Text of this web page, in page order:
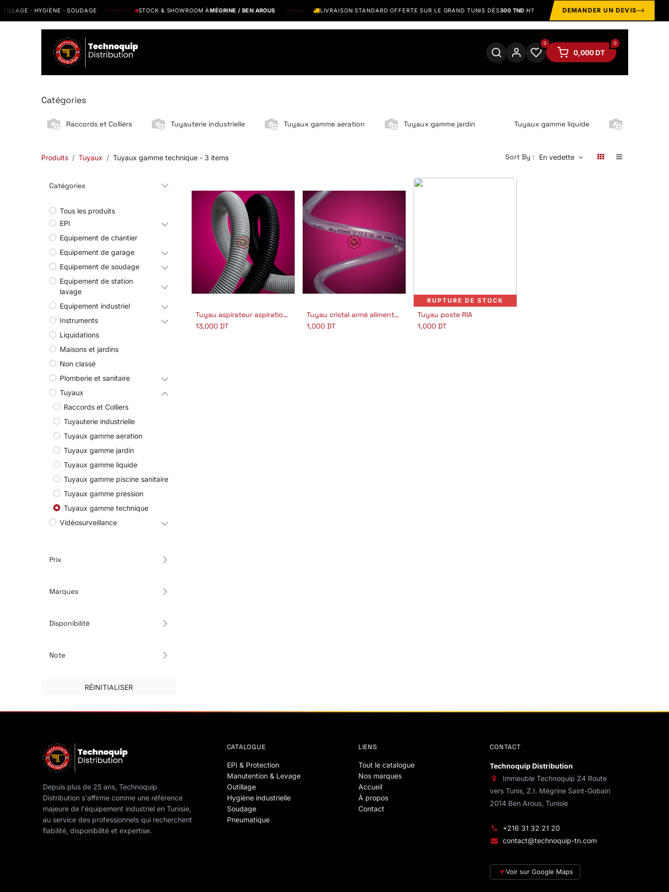
· HYGIÈNE · SOUDAGE STOCK & SHOWROOM ÀMÉGRINE / BEN AROUS LIVRAISON STANDARD OFFERTE SUR LE GRAND TUNIS DÈS 300 TND HT DEVIS & CONSEIL TECHNIQUE
DEMANDER UN DEVIS
0 0
0,000DT
Catégories
Raccords et Colliers Tuyauterie industrielle Tuyaux gamme aeration Tuyaux gamme jardin Tuyaux gamme liquide
Produits Tuyaux Tuyaux gamme technique- 3 items Sort By : En vedette
Catégories
Tous les produits
EPI
Equipement de chantier
Equipement de garage
Equipement de soudage
Equipement de station
lavage
Equipement industriel
Instruments
Liquidations
Maisons et jardins
Non classé
Plomberie et sanitaire
Tuyaux
Raccords et Colliers
Tuyauterie industrielle
Tuyaux gamme aeration
Tuyaux gamme jardin
Tuyaux gamme liquide
Tuyaux gamme piscine sanitaire
Tuyaux gamme pression
Tuyaux gamme technique
Vidéosurveillance
Prix
Marques
Disponibilité
Note
RÉINITIALISER
Ajouter au panier
Tuyau aspirateur aspiration industrielle
13,000DT
Ajouter au panier
Tuyau cristal armé alimentaire Mallatrans
1,000DT
RUPTURE DE STOCK
Tuyau poste RIA
1,000 DT
Depuis plus de 25 ans, Technoquip
Distribution s'affirme comme une référence
majeure de l'équipement industriel en Tunisie,
au service des professionnels qui recherchent
fiabilité, disponibilité et expertise.
CATALOGUE
EPI & Protection
Manutention & Levage
Outillage
Hygiène industrielle
Soudage
Pneumatique
LIENS
Tout le catalogue
Nos marques
Accueil
À propos
Contact
CONTACT
Technoquip Distribution
Immeuble Technoquip Z4 Route
vers Tunis, Z.I. Mégrine Saint-Gobain
2014 Ben Arous, Tunisie
+216 31 32 21 20
contact@technoquip-tn.com
Voir sur Google Maps